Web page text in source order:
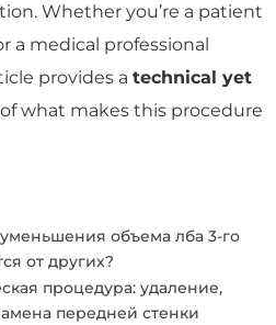
Whether you’re a patient
a medical professional
provides a technical yet
of what makes this procedure
объема лба 3-го
от других?
процедура: удаление,
передней стенки